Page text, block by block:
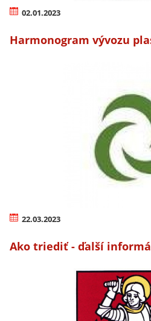
02.01.2023
Harmonogram vývozu
22.03.2023
Ako triediť - ďalší